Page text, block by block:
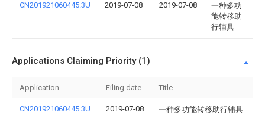
CN201921060445.3U 2019-07-08 2019-07-08
一种多功
能转移助
行辅具
Applications Claiming Priority (1)
Application Filing date Title
CN201921060445.3U 2019-07-08 一种多功能转移助行辅具